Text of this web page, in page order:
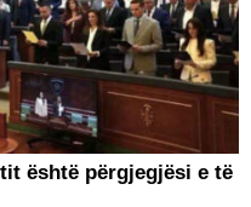
është përgjegjësi e të